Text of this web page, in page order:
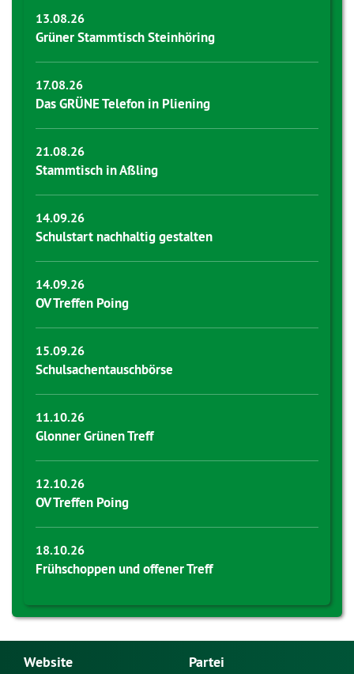
13.08.26
Grüner Stammtisch Steinhöring
17.08.26
Das GRÜNE Telefon in Pliening
21.08.26
Stammtisch in Aßling
14.09.26
Schulstart nachhaltig gestalten
14.09.26
OV Treffen Poing
15.09.26
Schulsachentauschbörse
11.10.26
Glonner Grünen Treff
12.10.26
OV Treffen Poing
18.10.26
Frühschoppen und offener Treff
Website Partei